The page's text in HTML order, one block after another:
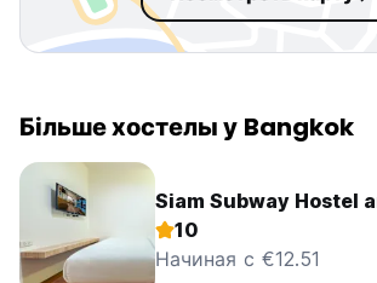
Більше хостелы у Bangkok
Siam Subway Hostel
10
Начиная с €12.51